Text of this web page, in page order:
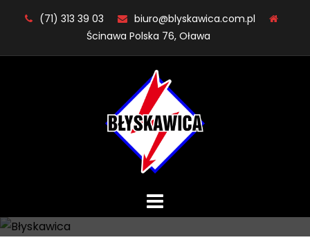
(71) 313 39 03
biuro@blyskawica.com.pl
Ścinawa Polska 76, Oława